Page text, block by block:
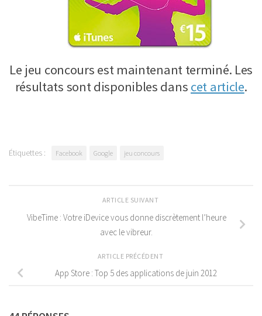
Le jeu concours est maintenant terminé. Les
résultats sont disponibles dans cet article.
Étiquettes : Facebook Google jeu concours
ARTICLE SUIVANT
VibeTime : Votre iDevice vous donne discrètement l’heure
avec le vibreur.
ARTICLE PRÉCÉDENT
App Store : Top 5 des applications de juin 2012